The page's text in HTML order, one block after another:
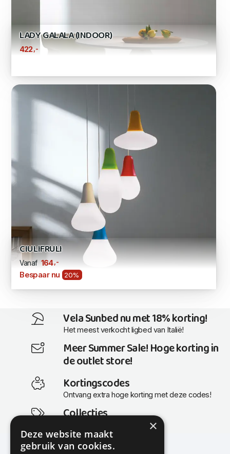
LADY GALALA (INDOOR)
422,-
CIULIFRULI
Vanaf 164,-
Bespaar nu 20%
Vela Sunbed nu met 18% korting!
Het meest verkocht ligbed van Italië!
Meer Summer Sale! Hoge korting in
de outlet store!
Kortingscodes
Ontvang extra hoge korting met deze codes!
Collecties
Actuele en populaire collecties
×
Deze website maakt
gebruik van cookies.